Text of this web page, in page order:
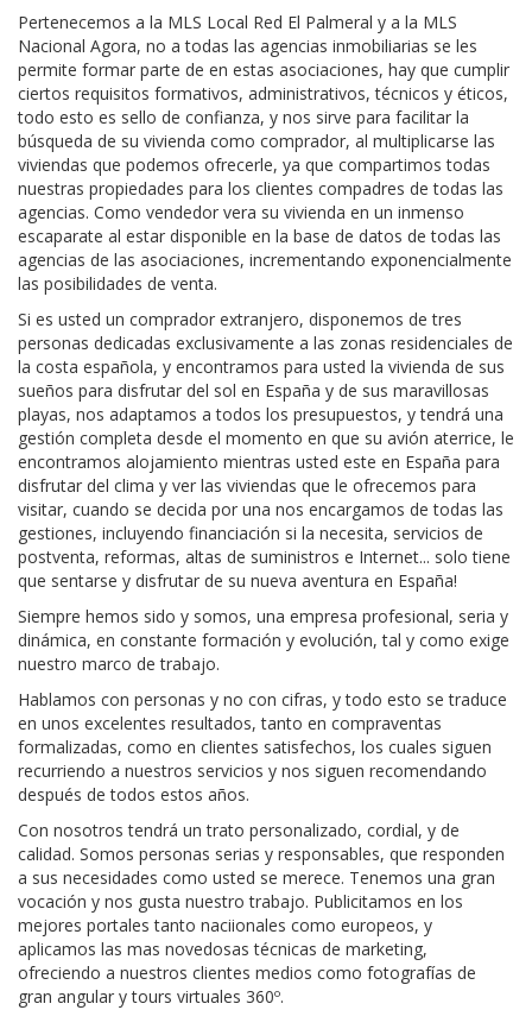
Pertenecemos a la MLS Local Red El Palmeral y a la MLS
Nacional Agora, no a todas las agencias inmobiliarias se les
permite formar parte de en estas asociaciones, hay que cumplir
ciertos requisitos formativos, administrativos, técnicos y éticos,
todo esto es sello de confianza, y nos sirve para facilitar la
búsqueda de su vivienda como comprador, al multiplicarse las
viviendas que podemos ofrecerle, ya que compartimos todas
nuestras propiedades para los clientes compadres de todas las
agencias. Como vendedor vera su vivienda en un inmenso
escaparate al estar disponible en la base de datos de todas las
agencias de las asociaciones, incrementando exponencialmente
las posibilidades de venta.
Si es usted un comprador extranjero, disponemos de tres
personas dedicadas exclusivamente a las zonas residenciales de
la costa española, y encontramos para usted la vivienda de sus
sueños para disfrutar del sol en España y de sus maravillosas
playas, nos adaptamos a todos los presupuestos, y tendrá una
gestión completa desde el momento en que su avión aterrice, le
encontramos alojamiento mientras usted este en España para
disfrutar del clima y ver las viviendas que le ofrecemos para
visitar, cuando se decida por una nos encargamos de todas las
gestiones, incluyendo financiación si la necesita, servicios de
postventa, reformas, altas de suministros e Internet... solo tiene
que sentarse y disfrutar de su nueva aventura en España!
Siempre hemos sido y somos, una empresa profesional, seria y
dinámica, en constante formación y evolución, tal y como exige
nuestro marco de trabajo.
Hablamos con personas y no con cifras, y todo esto se traduce
en unos excelentes resultados, tanto en compraventas
formalizadas, como en clientes satisfechos, los cuales siguen
recurriendo a nuestros servicios y nos siguen recomendando
después de todos estos años.
Con nosotros tendrá un trato personalizado, cordial, y de
calidad. Somos personas serias y responsables, que responden
a sus necesidades como usted se merece. Tenemos una gran
vocación y nos gusta nuestro trabajo. Publicitamos en los
mejores portales tanto naciionales como europeos, y
aplicamos las mas novedosas técnicas de marketing,
ofreciendo a nuestros clientes medios como fotografías de
gran angular y tours virtuales 360º.